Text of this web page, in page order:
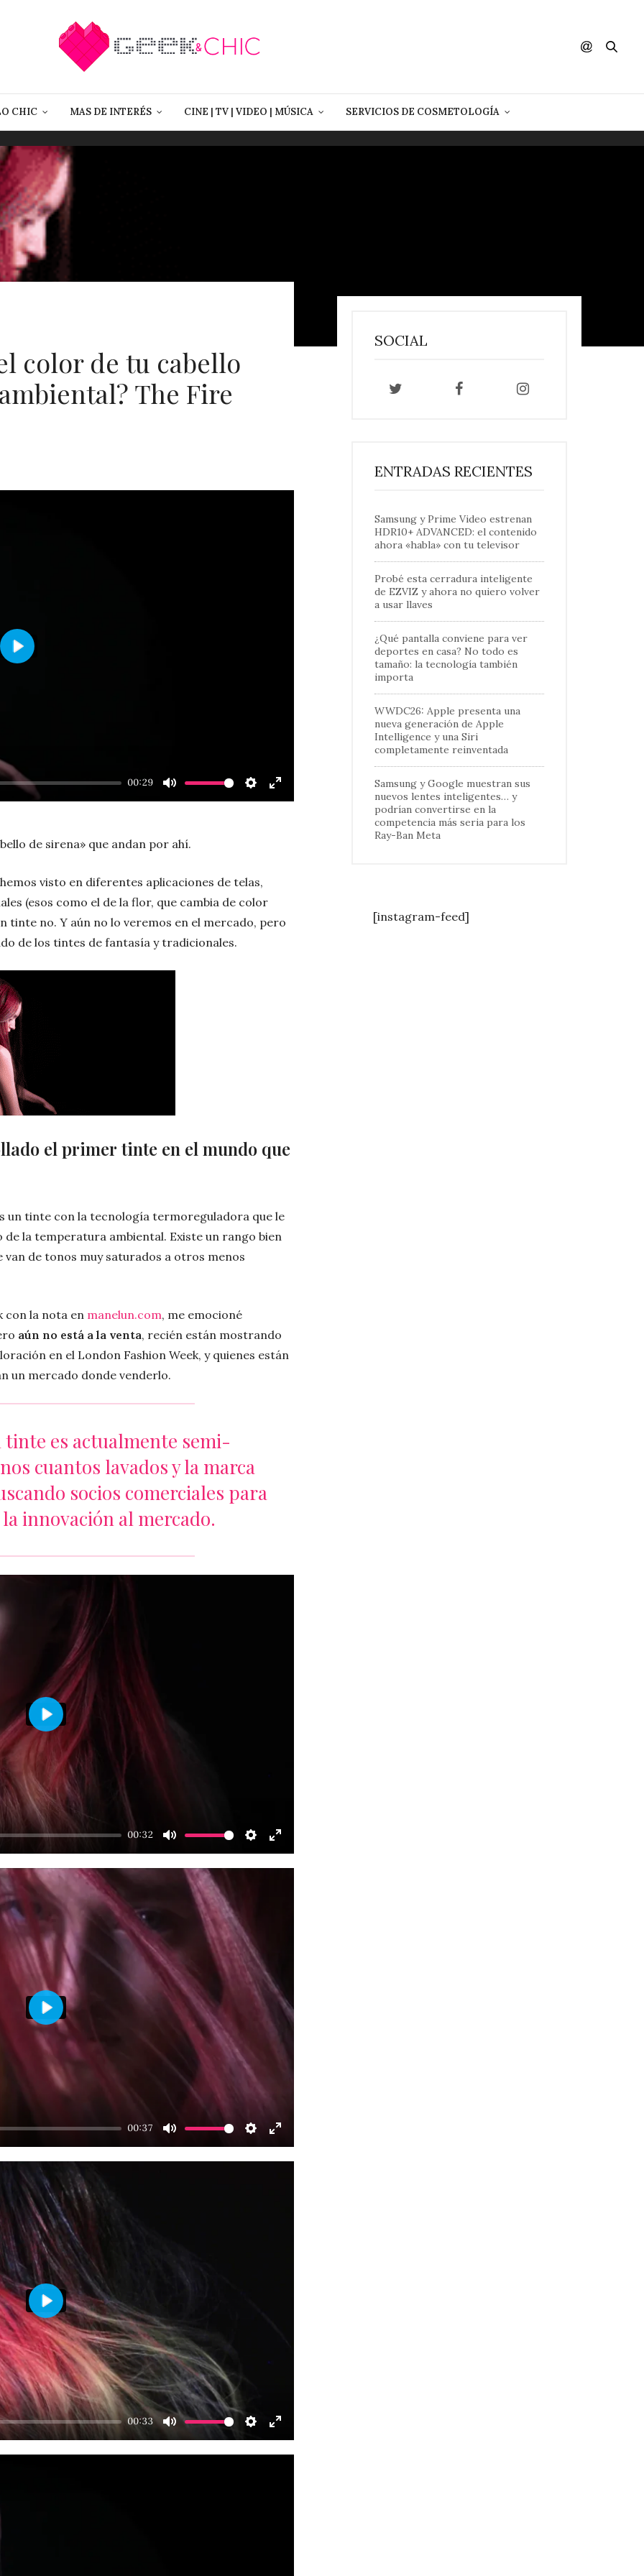
CHIC MAS DE INTERÉS CINE | TV | VIDEO | MÚSICA SERVICIOS DE COSMETOLOGÍA
color de tu cabello
The Fire
00:29
Mute Settings
Enter
Play
de sirena» que andan por ahí.
visto en diferentes aplicaciones de telas,
(esos como el de la flor, que cambia de color
tinte no. Y aún no lo veremos en el mercado, pero
de los tintes de fantasía y tradicionales.
el primer tinte en el mundo que
un tinte con la tecnología termoreguladora que le
la temperatura ambiental. Existe un rango bien
de tonos muy saturados a otros menos
con la nota en manelun.com, me emocioné
aún no está a la venta, recién están mostrando
en el London Fashion Week, y quienes están
un mercado donde venderlo.
tinte es actualmente semi-
cuantos lavados y la marca
socios comerciales para
innovación al mercado.
00:32
Mute Settings
Enter
fullscreen
Play
00:37
Mute Settings
Enter
fullscreen
Play
00:33
Mute Settings
Enter
fullscreen
Play
SOCIAL
ENTRADAS RECIENTES
Samsung y Prime Video estrenan
HDR10+ ADVANCED: el contenido
ahora «habla» con tu televisor
Probé esta cerradura inteligente
de EZVIZ y ahora no quiero volver
a usar llaves
¿Qué pantalla conviene para ver
deportes en casa? No todo es
tamaño: la tecnología también
importa
WWDC26: Apple presenta una
nueva generación de Apple
Intelligence y una Siri
completamente reinventada
Samsung y Google muestran sus
nuevos lentes inteligentes… y
podrían convertirse en la
competencia más seria para los
Ray-Ban Meta
[instagram-feed]